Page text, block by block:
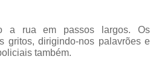
a rua em passos largos. Os
gritos, dirigindo-nos palavrões e
também.